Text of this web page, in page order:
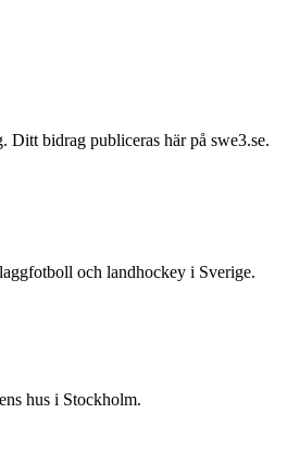
Ditt bidrag publiceras här på swe3.se.
och landhockey i Sverige.
hus i Stockholm.